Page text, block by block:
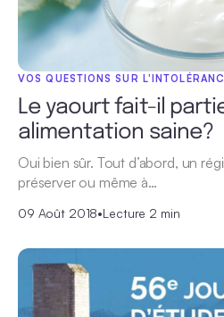
VOS QUESTIONS SUR
Le yaourt fait-il
alimentation saine?
Oui bien sûr. Tout d’abord, un
préserver ou même à…
09 Août 2018•Lecture 2 min